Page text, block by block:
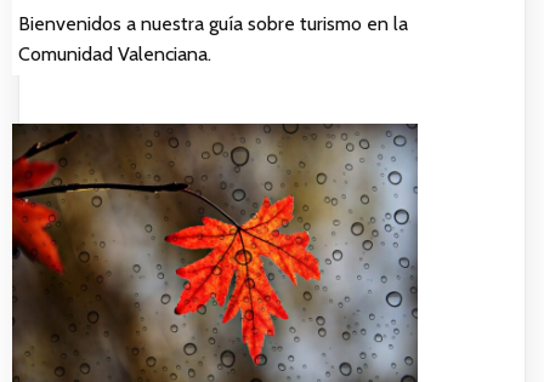
Bienvenidos a nuestra guía sobre turismo en la
Comunidad Valenciana.